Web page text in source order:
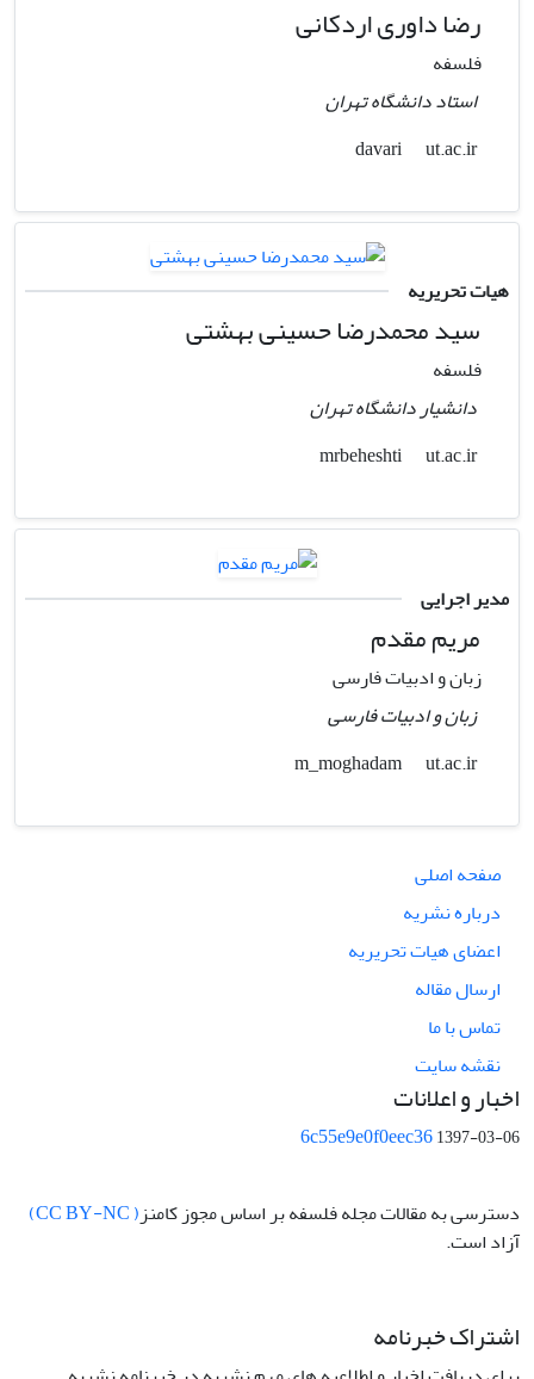
رضا داوری اردکانی
فلسفه
استاد دانشگاه تهران
davari
ut.ac.ir
هیات تحریریه
سید محمدرضا حسینی بهشتی
فلسفه
دانشیار دانشگاه تهران
mrbeheshti
ut.ac.ir
مدیر اجرایی
مریم مقدم
زبان و ادبیات فارسی
زبان و ادبیات فارسی
m_moghadam
ut.ac.ir
صفحه اصلی
درباره نشریه
اعضای هیات تحریریه
ارسال مقاله
تماس با ما
نقشه سایت
اخبار و اعلانات
6c55e9e0f0eec361397-03-06
دسترسی به مقالات مجله فلسفه بر اساس مجوز کامنز( CC BY-NC)
آزاد است.
اشتراک خبرنامه